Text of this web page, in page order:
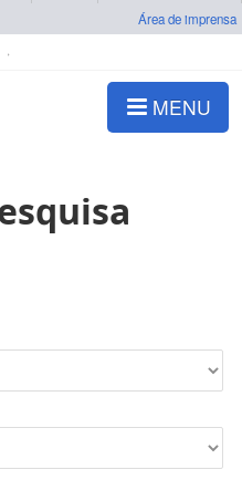
Área de imprensa
MENU